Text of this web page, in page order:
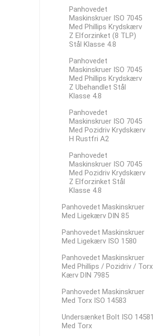
Panhovedet
Maskinskruer ISO 7045
Med Phillips Krydskærv
Z Elforzinket (8 TLP)
Stål Klasse 4.8
Panhovedet
Maskinskruer ISO 7045
Med Phillips Krydskærv
Z Ubehandlet Stål
Klasse 4.8
Panhovedet
Maskinskruer ISO 7045
Med Pozidriv Krydskærv
H Rustfri A2
Panhovedet
Maskinskruer ISO 7045
Med Pozidriv Krydskærv
Z Elforzinket Stål
Klasse 4.8
Panhovedet Maskinskruer
Med Ligekærv DIN 85
Panhovedet Maskinskruer
Med Ligekærv ISO 1580
Panhovedet Maskinskruer
Med Phillips / Pozidriv / Torx
Kærv DIN 7985
Panhovedet Maskinskruer
Med Torx ISO 14583
Undersænket Bolt ISO 14581
Med Torx